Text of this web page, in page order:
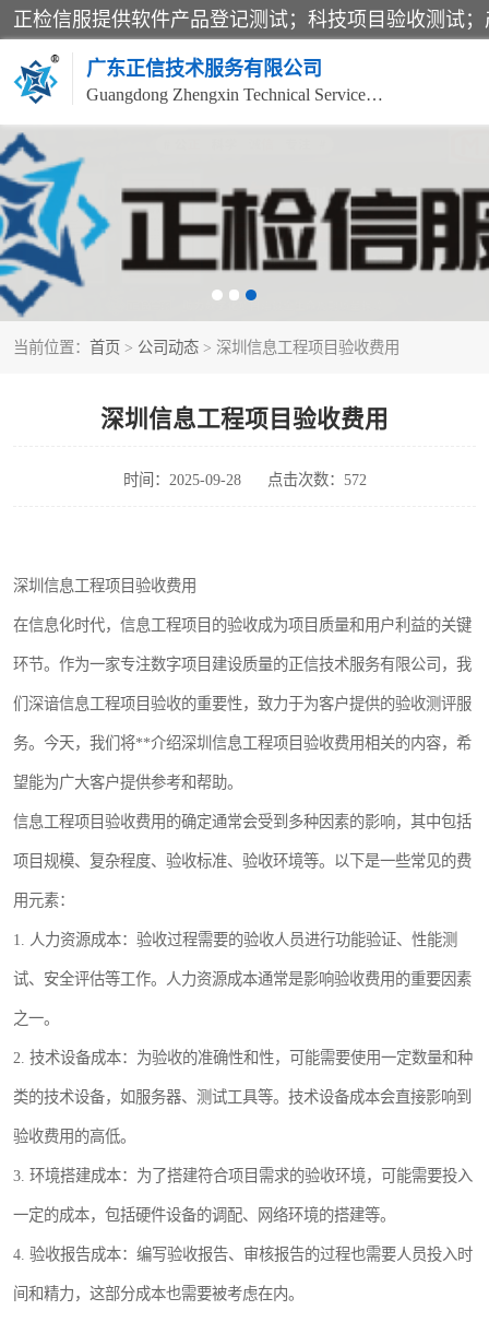
广东正信技术服务有限公司
Guangdong Zhengxin Technical Service Co., Ltd
当前位置： 首页 > 公司动态 > 深圳信息工程项目验收费用
深圳信息工程项目验收费用
时间：2025-09-28 点击次数：572
深圳信息工程项目验收费用
在信息化时代，信息工程项目的验收成为项目质量和用户利益的关键
环节。作为一家专注数字项目建设质量的正信技术服务有限公司，我
们深谙信息工程项目验收的重要性，致力于为客户提供的验收测评服
务。今天，我们将**介绍深圳信息工程项目验收费用相关的内容，希
望能为广大客户提供参考和帮助。
信息工程项目验收费用的确定通常会受到多种因素的影响，其中包括
项目规模、复杂程度、验收标准、验收环境等。以下是一些常见的费
用元素：
1. 人力资源成本：验收过程需要的验收人员进行功能验证、性能测
试、安全评估等工作。人力资源成本通常是影响验收费用的重要因素
之一。
2. 技术设备成本：为验收的准确性和性，可能需要使用一定数量和种
类的技术设备，如服务器、测试工具等。技术设备成本会直接影响到
验收费用的高低。
3. 环境搭建成本：为了搭建符合项目需求的验收环境，可能需要投入
一定的成本，包括硬件设备的调配、网络环境的搭建等。
4. 验收报告成本：编写验收报告、审核报告的过程也需要人员投入时
间和精力，这部分成本也需要被考虑在内。
电子政务验收测评
应用软件系统测试
科技成果鉴定测试
信息安全风险评估
信息工程项目验收